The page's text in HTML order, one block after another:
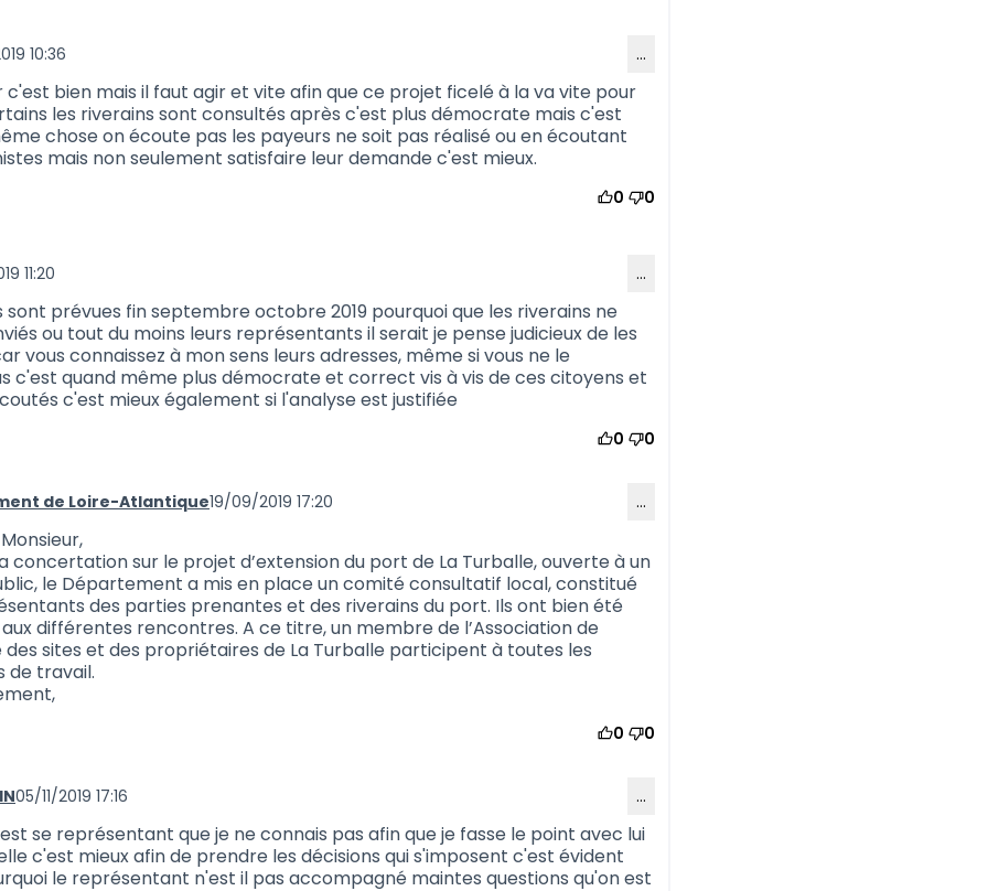
au commentaire 687)
10:36 …
bien mais il faut agir et vite afin que ce projet ficelé à la va vite pour
les riverains sont consultés après c'est plus démocrate mais c'est
chose on écoute pas les payeurs ne soit pas réalisé ou en écoutant
mais non seulement satisfaire leur demande c'est mieux.
0 0
au commentaire 687)
11:20 …
sont prévues fin septembre octobre 2019 pourquoi que les riverains ne
ou tout du moins leurs représentants il serait je pense judicieux de les
vous connaissez à mon sens leurs adresses, même si vous ne le
c'est quand même plus démocrate et correct vis à vis de ces citoyens et
c'est mieux également si l'analyse est justifiée
0 0
701 (réponse au commentaire 699)
de Loire-Atlantique19/09/2019 17:20 …
concertation sur le projet d’extension du port de La Turballe, ouverte à un
le Département a mis en place un comité consultatif local, constitué
des parties prenantes et des riverains du port. Ils ont bien été
différentes rencontres. A ce titre, un membre de l’Association de
des sites et des propriétaires de La Turballe participent à toutes les
de travail.
0 0
722 (réponse au commentaire 701)
05/11/2019 17:16 …
se représentant que je ne connais pas afin que je fasse le point avec lui
c'est mieux afin de prendre les décisions qui s'imposent c'est évident
le représentant n'est il pas accompagné maintes questions qu'on est